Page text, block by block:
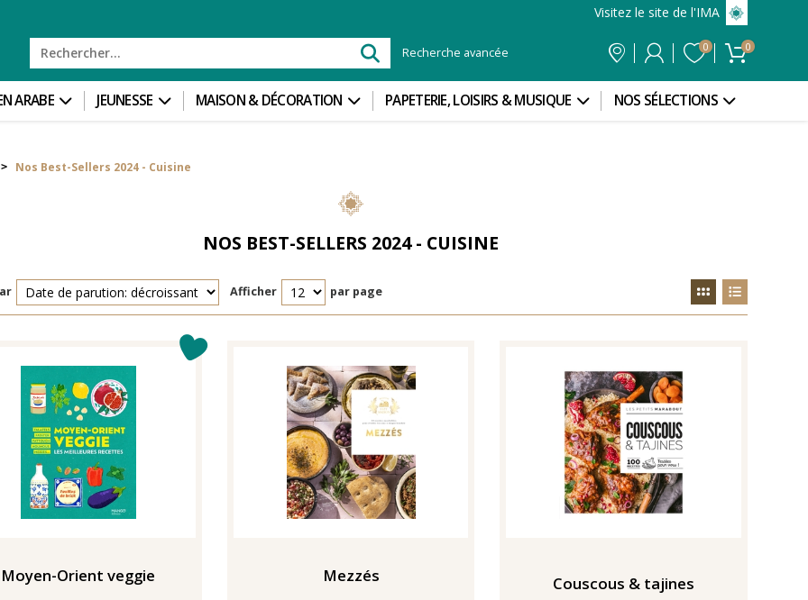
Visitez le site de l'IMA
Recherche avancée 0 0
ARABE JEUNESSE MAISON & DÉCORATION PAPETERIE, LOISIRS & MUSIQUE NOS SÉLECTIONS
> Nos Best-Sellers 2024 - Cuisine
NOS BEST-SELLERS 2024 - CUISINE
Afficher par page
Moyen-Orient veggie Mezzés Couscous & tajines